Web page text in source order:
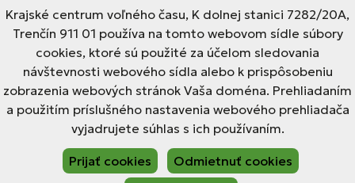
Krajské centrum voľného času, K dolnej stanici 7282/20A,
Trenčín 911 01 používa na tomto webovom sídle súbory
cookies, ktoré sú použité za účelom sledovania
návštevnosti webového sídla alebo k prispôsobeniu
zobrazenia webových stránok Vaša doména. Prehliadaním
a použitím príslušného nastavenia webového prehliadača
vyjadrujete súhlas s ich používaním.
Prijať cookies
Odmietnuť cookies